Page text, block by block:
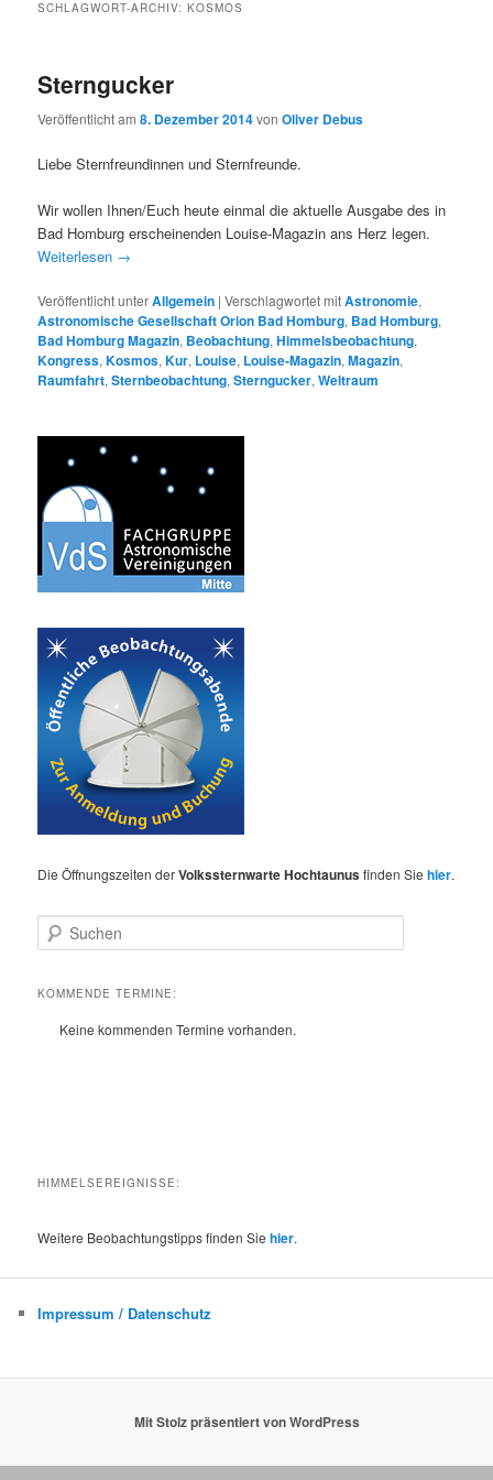
SCHLAGWORT-ARCHIV:KOSMOS
Sterngucker
Veröffentlicht am8. Dezember 2014vonOliver Debus
Liebe Sternfreundinnen und Sternfreunde.
Wir wollen Ihnen/Euch heute einmal die aktuelle Ausgabe des in
Bad Homburg erscheinenden Louise-Magazin ans Herz legen.
Weiterlesen →
Veröffentlicht unterAllgemein |Verschlagwortet mitAstronomie,
Astronomische Gesellschaft Orion Bad Homburg, Bad Homburg,
Bad Homburg Magazin, Beobachtung,Himmelsbeobachtung,
Kongress,Kosmos,Kur, Louise, Louise-Magazin,Magazin,
Raumfahrt,Sternbeobachtung,Sterngucker,Weltraum
Die Öffnungszeiten derVolkssternwarte Hochtaunusfinden Siehier.
u
h
KOMMENDE TERMINE:
Keine kommenden Termine vorhanden.
HIMMELSEREIGNISSE:
Weitere Beobachtungstipps finden Siehier.
Impressum / Datenschutz
Mit Stolz präsentiert von WordPress